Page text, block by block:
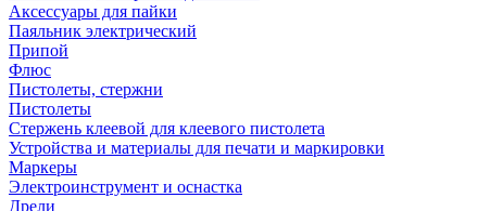
Аксессуары для пайки
Паяльник электрический
Припой
Флюс
Пистолеты, стержни
Пистолеты
Стержень клеевой для клеевого пистолета
Устройства и материалы для печати и маркировки
Маркеры
Электроинструмент и оснастка
Дрели